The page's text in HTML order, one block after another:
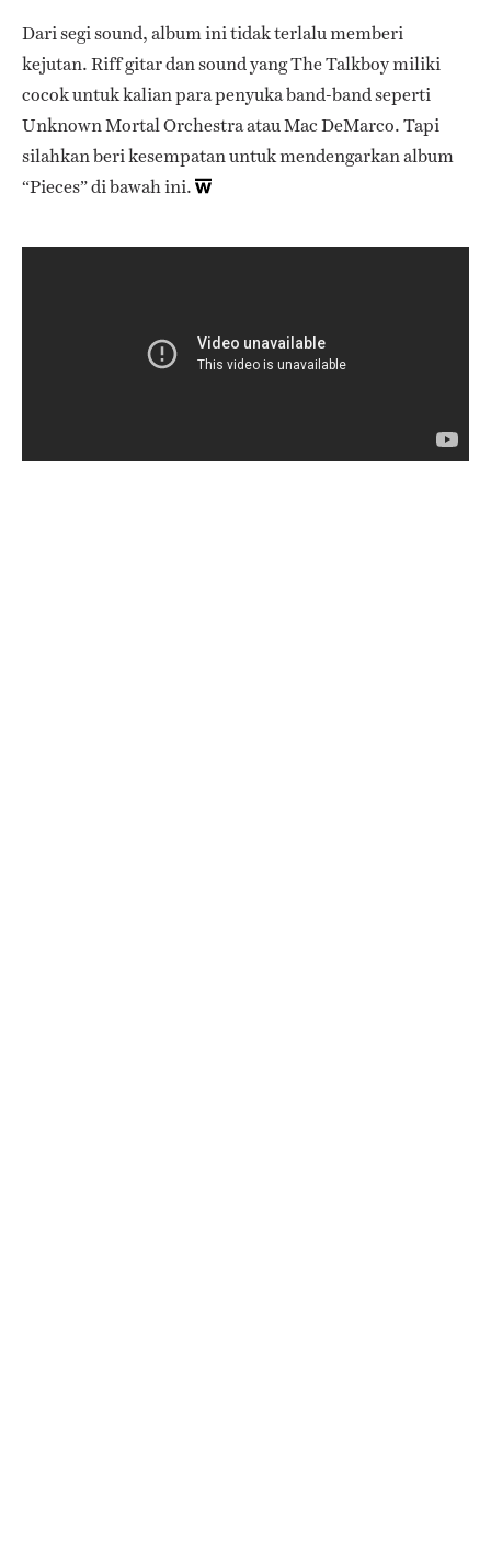
Dari segi sound, album ini tidak terlalu memberi
kejutan. Riff gitar dan sound yang The Talkboy miliki
cocok untuk kalian para penyuka band-band seperti
Unknown Mortal Orchestra atau Mac DeMarco. Tapi
silahkan beri kesempatan untuk mendengarkan album
“Pieces” di bawah ini.